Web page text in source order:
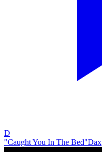
D
"Caught You In The Bed"Dax